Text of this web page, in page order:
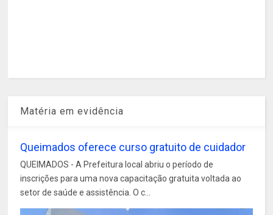
Matéria em evidência
Queimados oferece curso gratuito de cuidador
QUEIMADOS - A Prefeitura local abriu o período de
inscrições para uma nova capacitação gratuita voltada ao
setor de saúde e assistência. O c...